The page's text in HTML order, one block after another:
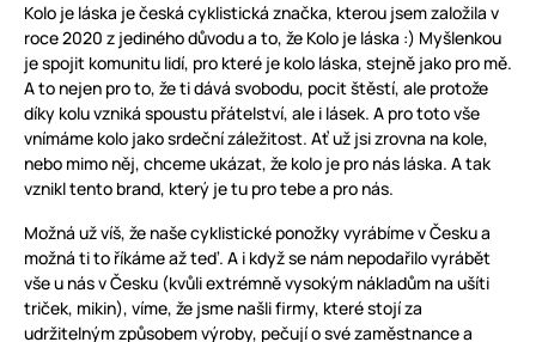
Kolo je láska je česká cyklistická značka, kterou jsem založila v
roce 2020 z jediného důvodu a to, že Kolo je láska :) Myšlenkou
je spojit komunitu lidí, pro které je kolo láska, stejně jako pro mě.
A to nejen pro to, že ti dává svobodu, pocit štěstí, ale protože
díky kolu vzniká spoustu přátelství, ale i lásek. A pro toto vše
vnímáme kolo jako srdeční záležitost. Ať už jsi zrovna na kole,
nebo mimo něj, chceme ukázat, že kolo je pro nás láska. A tak
vznikl tento brand, který je tu pro tebe a pro nás.
Možná už víš, že naše cyklistické ponožky vyrábíme v Česku a
možná ti to říkáme až teď. A i když se nám nepodařilo vyrábět
vše u nás v Česku (kvůli extrémně vysokým nákladům na ušíti
triček, mikin), víme, že jsme našli firmy, které stojí za
udržitelným způsobem výroby, pečují o své zaměstnance a